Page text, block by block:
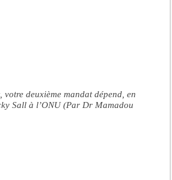
deuxième mandat dépend, en
Sall à l’ONU (Par Dr Mamadou